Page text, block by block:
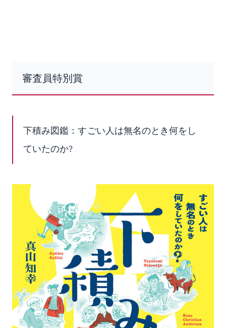
審査員特別賞
下積み図鑑：すごい人は無名のとき何をし
ていたのか?